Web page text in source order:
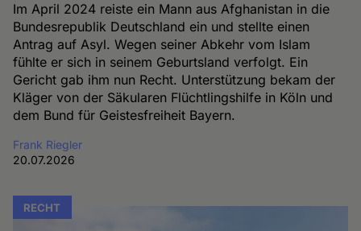
Im April 2024 reiste ein Mann aus Afghanistan in die
Bundesrepublik Deutschland ein und stellte einen
Antrag auf Asyl. Wegen seiner Abkehr vom Islam
fühlte er sich in seinem Geburtsland verfolgt. Ein
Gericht gab ihm nun Recht. Unterstützung bekam der
Kläger von der Säkularen Flüchtlingshilfe in Köln und
dem Bund für Geistesfreiheit Bayern.
Frank Riegler
20.07.2026
RECHT